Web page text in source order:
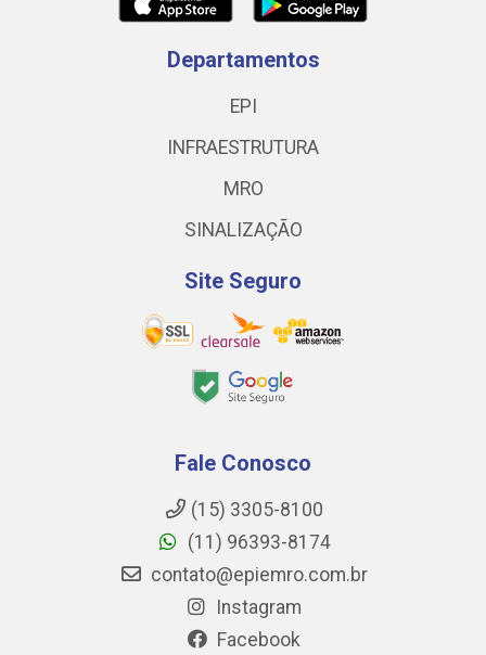
Departamentos
EPI
INFRAESTRUTURA
MRO
SINALIZAÇÃO
Site Seguro
Fale Conosco
(15) 3305-8100
(11) 96393-8174
contato@epiemro.com.br
Instagram
Facebook